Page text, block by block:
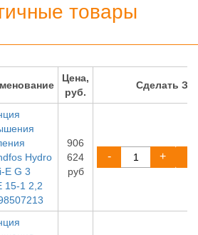
товары
Цена,
руб.
Сделать
Hydro
E G 3
15-1 2,2
906
624
руб
- +